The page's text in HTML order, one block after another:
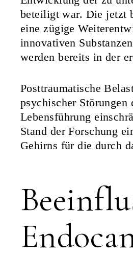
beteiligt war. Die jetzt
eine zügige
innovativen
werden bereits in der
Posttraumatische
psychischer
Lebensführung
Stand der Forschung
Gehirns für die durch